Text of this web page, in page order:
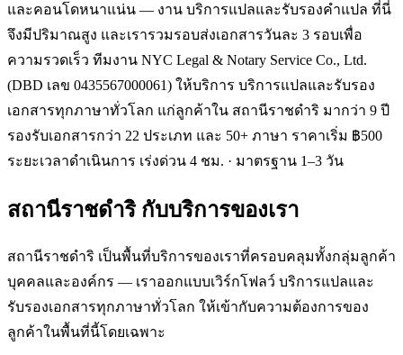
และคอนโดหนาแน่น — งาน บริการแปลและรับรองคำแปล ที่นี่
จึงมีปริมาณสูง และเรารวมรอบส่งเอกสารวันละ 3 รอบเพื่อ
ความรวดเร็ว ทีมงาน NYC Legal & Notary Service Co., Ltd.
(DBD เลข 0435567000061) ให้บริการ บริการแปลและรับรอง
เอกสารทุกภาษาทั่วโลก แก่ลูกค้าใน สถานีราชดำริ มากว่า 9 ปี
รองรับเอกสารกว่า 22 ประเภท และ 50+ ภาษา ราคาเริ่ม ฿500
ระยะเวลาดำเนินการ เร่งด่วน 4 ชม. · มาตรฐาน 1–3 วัน
สถานีราชดำริกับบริการของเรา
สถานีราชดำริ เป็นพื้นที่บริการของเราที่ครอบคลุมทั้งกลุ่มลูกค้า
บุคคลและองค์กร — เราออกแบบเวิร์กโฟลว์ บริการแปลและ
รับรองเอกสารทุกภาษาทั่วโลก ให้เข้ากับความต้องการของ
ลูกค้าในพื้นที่นี้โดยเฉพาะ